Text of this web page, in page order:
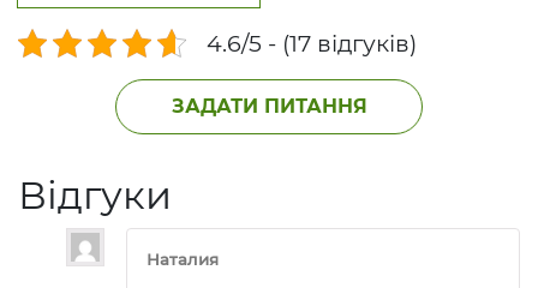
4.6/5 - (17 відгуків)
ЗАДАТИ ПИТАННЯ
Відгуки
Наталия